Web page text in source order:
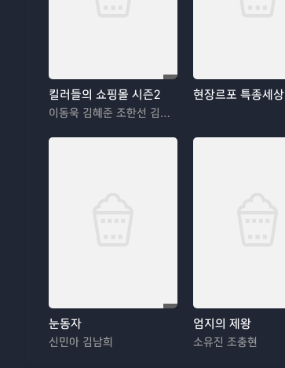
킬러들의 쇼핑몰 시즌2
이동욱 김혜준 조한선 김해나
현장르포 특종세상
눈동자
신민아 김남희
엄지의 제왕
소유진 조충현